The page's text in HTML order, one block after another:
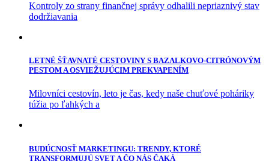
Kontroly zo strany finančnej správy odhalili nepriaznivý stav
dodržiavania
LETNÉ ŠŤAVNATÉ CESTOVINY S BAZALKOVO-CITRÓNOVÝM
PESTOM A OSVIEŽUJÚCIM PREKVAPENÍM
Milovníci cestovín, leto je čas, kedy naše chuťové poháriky
túžia po ľahkých a
BUDÚCNOSŤ MARKETINGU: TRENDY, KTORÉ
TRANSFORMUJÚ SVET A ČO NÁS ČAKÁ